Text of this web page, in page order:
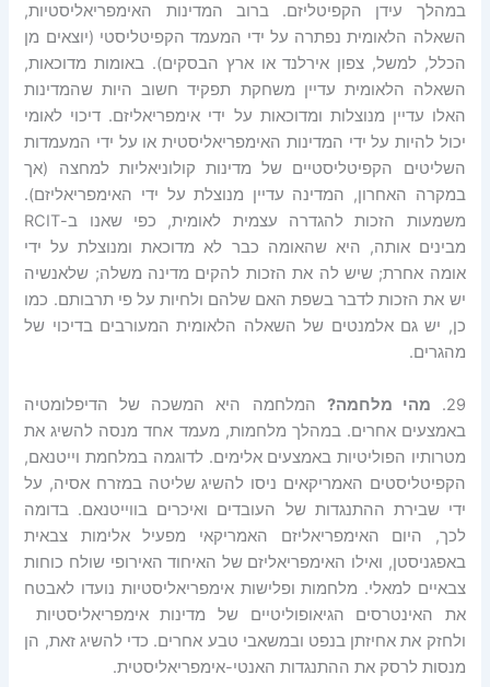
במהלך עידן הקפיטליזם. ברוב המדינות האימפריאליסטיות,
השאלה הלאומית נפתרה על ידי המעמד הקפיטליסטי (יוצאים מן
הכלל, למשל, צפון אירלנד או ארץ הבסקים). באומות מדוכאות,
השאלה הלאומית עדיין משחקת תפקיד חשוב היות שהמדינות
האלו עדיין מנוצלות ומדוכאות על ידי אימפריאליזם. דיכוי לאומי
יכול להיות על ידי המדינות האימפריאליסטית או על ידי המעמדות
השליטים הקפיטליסטיים של מדינות קולוניאליות למחצה (אך
במקרה האחרון, המדינה עדיין מנוצלת על ידי האימפריאליזם).
משמעות הזכות להגדרה עצמית לאומית, כפי שאנו ב-RCIT
מבינים אותה, היא שהאומה כבר לא מדוכאת ומנוצלת על ידי
אומה אחרת; שיש לה את הזכות להקים מדינה משלה; שלאנשיה
יש את הזכות לדבר בשפת האם שלהם ולחיות על פי תרבותם. כמו
כן, יש גם אלמנטים של השאלה הלאומית המעורבים בדיכוי של
מהגרים.
29. מהי מלחמה? המלחמה היא המשכה של הדיפלומטיה
באמצעים אחרים. במהלך מלחמות, מעמד אחד מנסה להשיג את
מטרותיו הפוליטיות באמצעים אלימים. לדוגמה במלחמת וייטנאם,
הקפיטליסטים האמריקאים ניסו להשיג שליטה במזרח אסיה, על
ידי שבירת ההתנגדות של העובדים ואיכרים בווייטנאם. בדומה
לכך, היום האימפריאליזם האמריקאי מפעיל אלימות צבאית
באפגניסטן, ואילו האימפריאליזם של האיחוד האירופי שולח כוחות
צבאיים למאלי. מלחמות ופלישות אימפריאליסטיות נועדו לאבטח
את האינטרסים הגיאופוליטיים של מדינות אימפריאליסטיות
ולחזק את אחיזתן בנפט ובמשאבי טבע אחרים. כדי להשיג זאת, הן
מנסות לרסק את ההתנגדות האנטי-אימפריאליסטית.